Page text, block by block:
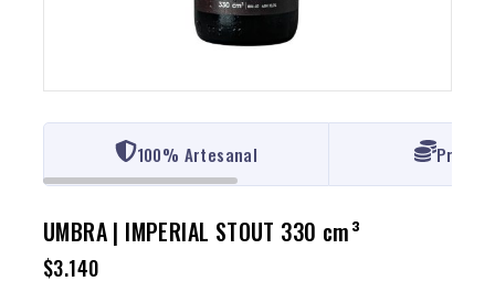
100% Artesanal Precio
UMBRA | IMPERIAL STOUT 330 cm³
$3.1406 productos vendidos en las últimas 19 horas